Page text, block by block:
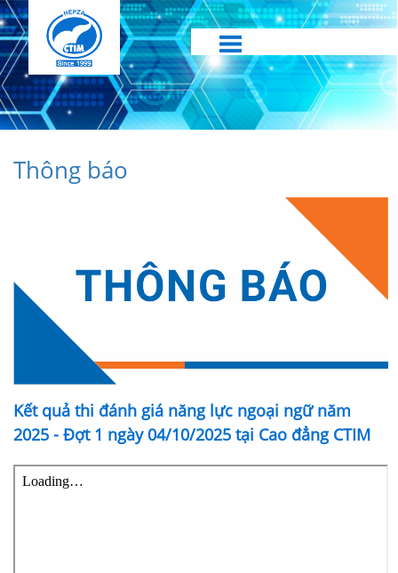
Thông báo
Kết quả thi đánh giá năng lực ngoại ngữ năm
2025 - Đợt 1 ngày 04/10/2025 tại Cao đẳng CTIM